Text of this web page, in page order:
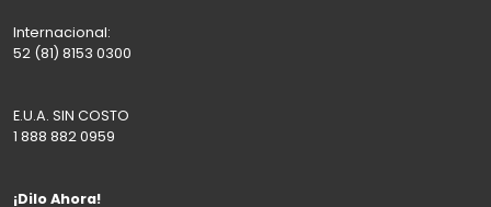
Internacional:
52 (81) 8153 0300
E.U.A. SIN COSTO
1 888 882 0959
¡Dilo Ahora!